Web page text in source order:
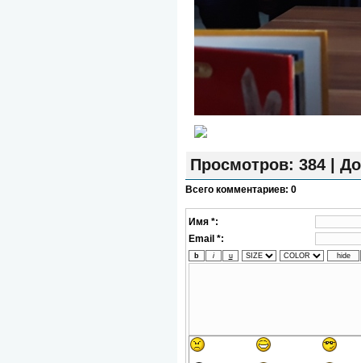
Просмотров: 384 |
Всего комментариев: 0
Имя *:
Email *: